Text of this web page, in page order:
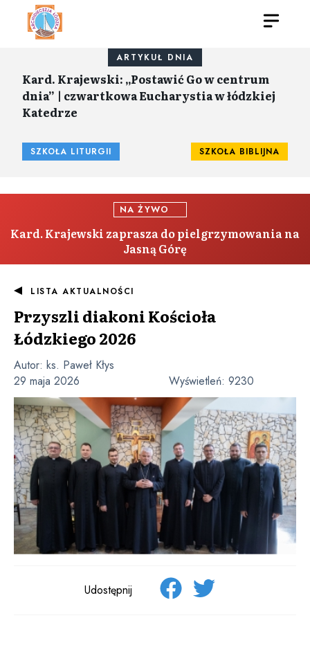
ARTYKUŁ DNIA
Kard. Krajewski: „Postawić Go w centrum
dnia” | czwartkowa Eucharystia w łódzkiej
Katedrze
SZKOŁA LITURGII SZKOŁA BIBLIJNA
NA ŻYWO
Kard. Krajewski zaprasza do pielgrzymowania na
Jasną Górę
LISTA AKTUALNOŚCI
Przyszli diakoni Kościoła
Łódzkiego 2026
Autor: ks. Paweł Kłys
29 maja 2026
Wyświetleń: 9230
Udostępnij